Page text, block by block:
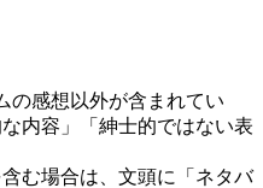
の感想以外が含まれてい
内容」「紳士的ではない表
む場合は、文頭に「ネタバ